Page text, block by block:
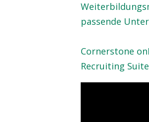
passende
Cornerstone
Recruiting